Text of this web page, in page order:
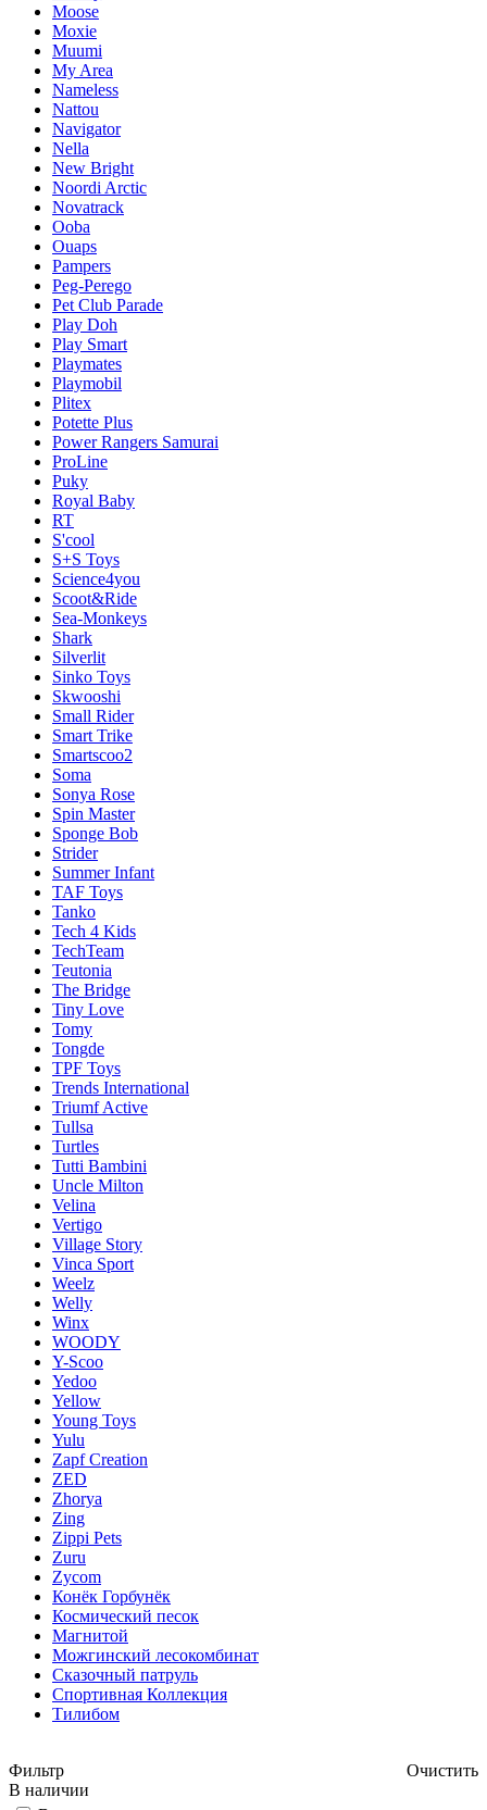
Moose
Moxie
Muumi
My Area
Nameless
Nattou
Navigator
Nella
New Bright
Noordi Arctic
Novatrack
Ooba
Ouaps
Pampers
Peg-Perego
Pet Club Parade
Play Doh
Play Smart
Playmates
Playmobil
Plitex
Potette Plus
Power Rangers Samurai
ProLine
Puky
Royal Baby
RT
S'cool
S+S Toys
Science4you
Scoot&Ride
Sea-Monkeys
Shark
Silverlit
Sinko Toys
Skwooshi
Small Rider
Smart Trike
Smartscoo2
Soma
Sonya Rose
Spin Master
Sponge Bob
Strider
Summer Infant
TAF Toys
Tanko
Tech 4 Kids
TechTeam
Teutonia
The Bridge
Tiny Love
Tomy
Tongde
TPF Toys
Trends International
Triumf Active
Tullsa
Turtles
Tutti Bambini
Uncle Milton
Velina
Vertigo
Village Story
Vinca Sport
Weelz
Welly
Winx
WOODY
Y-Scoo
Yedoo
Yellow
Young Toys
Yulu
Zapf Creation
ZED
Zhorya
Zing
Zippi Pets
Zuru
Zycom
Конёк Горбунёк
Космический песок
Магнитой
Можгинский лесокомбинат
Сказочный патруль
Спортивная Коллекция
Тилибом
Фильтр
Очистить
В наличии